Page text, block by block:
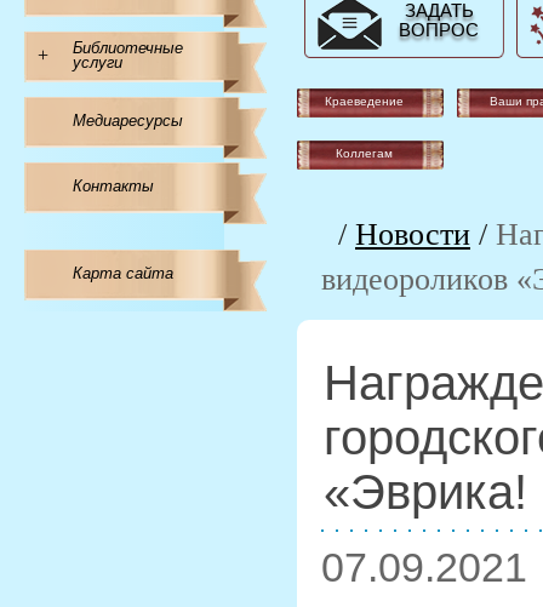
+
Библиотечные
услуги
Медиаресурсы
Контакты
Карта сайта
ЗАДАТЬ
ВОПРОС
Краеведение Ваши
Коллегам
/ Новости /
видеороликов
07.09.2021